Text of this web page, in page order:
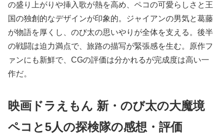
の盛り上がりや挿入歌が熱を高め、ペコの可愛らしさと王
国の独創的なデザインが印象的。ジャイアンの男気と葛藤
が物語を厚くし、のび太の思いやりが全体を支える。後半
の戦闘は迫力満点で、旅路の描写が緊張感を生む。原作フ
ァンにも新鮮で、CGの評価は分かれるが完成度は高い一
作だ。
映画ドラえもん 新・のび太の大魔境
ペコと5人の探検隊の感想・評価